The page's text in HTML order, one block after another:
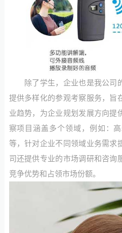
除了学生，企业也是我公司
提供多样化的参观考察服务，旨
业趋势，为企业规划发展方向提
察项目涵盖多个领域，例如：
等，针对企业不同领域业务需求
司还提供专业的市场调研和咨询
竞争优势和占领市场份额。